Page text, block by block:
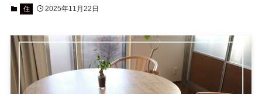
住 2025年11月22日